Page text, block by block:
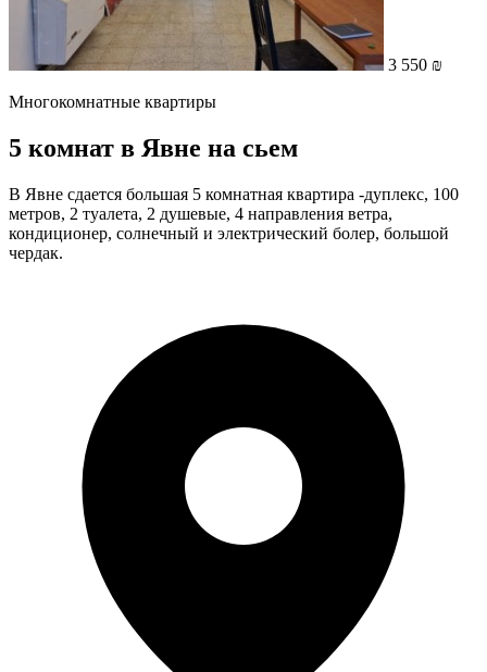
3 550 ₪
Многокомнатные квартиры
5 комнат в Явне на сьем
В Явне сдается большая 5 комнатная квартира -дуплекс, 100
метров, 2 туалета, 2 душевые, 4 направления ветра,
кондиционер, солнечный и электрический болер, большой
чердак.